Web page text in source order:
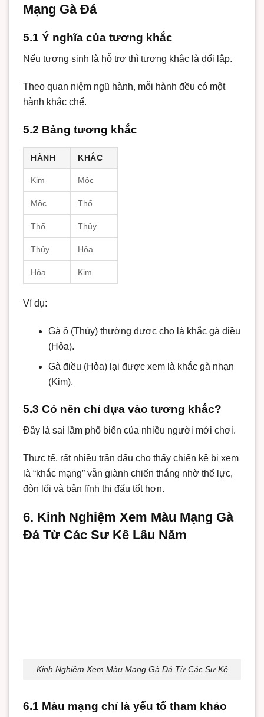
Mạng Gà Đá
5.1 Ý nghĩa của tương khắc
Nếu tương sinh là hỗ trợ thì tương khắc là đối lập.
Theo quan niệm ngũ hành, mỗi hành đều có một
hành khắc chế.
5.2 Bảng tương khắc
HÀNH KHẮC
Kim Mộc
Mộc Thổ
Thổ Thủy
Thủy Hỏa
Hỏa Kim
Ví dụ:
Gà ô (Thủy) thường được cho là khắc gà điều
(Hỏa).
Gà điều (Hỏa) lại được xem là khắc gà nhạn
(Kim).
5.3 Có nên chỉ dựa vào tương khắc?
Đây là sai lầm phổ biến của nhiều người mới chơi.
Thực tế, rất nhiều trận đấu cho thấy chiến kê bị xem
là “khắc mạng” vẫn giành chiến thắng nhờ thể lực,
đòn lối và bản lĩnh thi đấu tốt hơn.
6. Kinh Nghiệm Xem Màu Mạng Gà
Đá Từ Các Sư Kê Lâu Năm
Kinh Nghiệm Xem Màu Mạng Gà Đá Từ Các Sư Kê
6.1 Màu mạng chỉ là yếu tố tham khảo